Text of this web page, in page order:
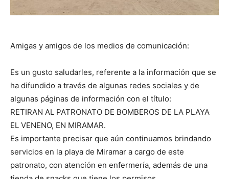
Amigas y amigos de los medios de comunicación:
Es un gusto saludarles, referente a la información que se
ha difundido a través de algunas redes sociales y de
algunas páginas de información con el título:
RETIRAN AL PATRONATO DE BOMBEROS DE LA PLAYA
EL VENENO, EN MIRAMAR.
Es importante precisar que aún continuamos brindando
servicios en la playa de Miramar a cargo de este
patronato, con atención en enfermería, además de una